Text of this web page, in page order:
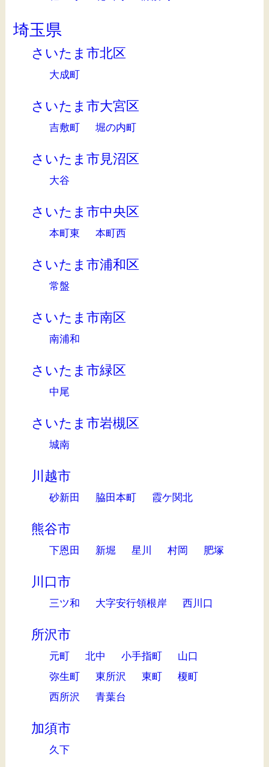
埼玉県
さいたま市北区
大成町
さいたま市大宮区
吉敷町 堀の内町
さいたま市見沼区
大谷
さいたま市中央区
本町東 本町西
さいたま市浦和区
常盤
さいたま市南区
南浦和
さいたま市緑区
中尾
さいたま市岩槻区
城南
川越市
砂新田 脇田本町 霞ケ関北
熊谷市
下恩田 新堀 星川 村岡 肥塚
川口市
三ツ和 大字安行領根岸 西川口
所沢市
元町 北中 小手指町
山口
弥生町
東所沢 東町
榎町
西所沢
青葉台
加須市
久下